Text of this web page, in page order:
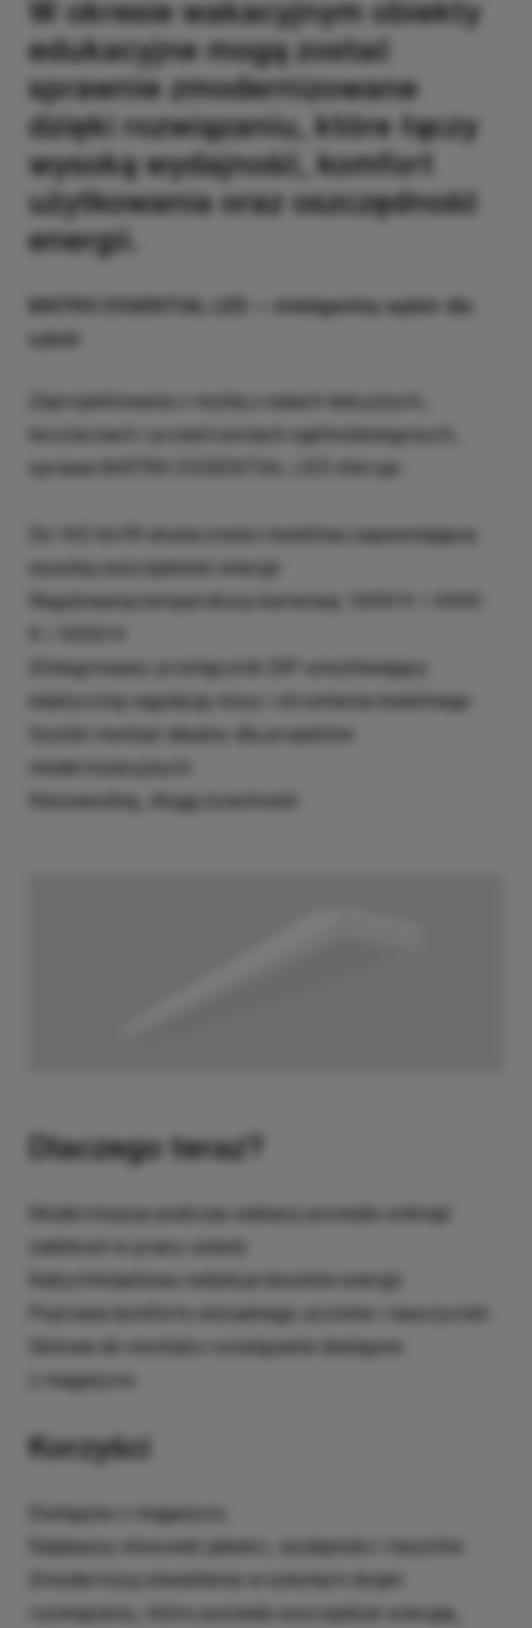
W okresie wakacyjnym obiekty
edukacyjne mogą zostać
sprawnie zmodernizowane
dzięki rozwiązaniu, które łączy
wysoką wydajność, komfort
użytkowania oraz oszczędność
energii.
MATRIX ESSENTIAL LED — inteligentny wybór dla
szkół
Zaprojektowana z myślą o salach lekcyjnych,
korytarzach i przestrzeniach ogólnodostępnych,
oprawa MATRIX ESSENTIAL LED oferuje:
Do 142 lm/W skuteczności świetlnej zapewniającej
wysoką oszczędność energii
Regulowaną temperaturę barwową: 3000 K / 4000
Zintegrowany przełącznik DIP umożliwiający
elastyczną regulację mocy i strumienia świetlnego
Szybki montaż idealny dla projektów
modernizacyjnych
Niezawodną, długą żywotność
Dlaczego teraz?
Modernizacja podczas wakacji pozwala uniknąć
zakłóceń w pracy szkoły
Natychmiastowa redukcja kosztów energii
Poprawa komfortu wizualnego uczniów i nauczycieli
Gotowe do montażu rozwiązanie dostępne
z magazynu
Korzyści
Dostępne z magazynu
Najlepszy stosunek jakości, wydajności i kosztów
Zmodernizuj oświetlenie w szkołach dzięki
rozwiązaniu, które pozwala oszczędzać energię,